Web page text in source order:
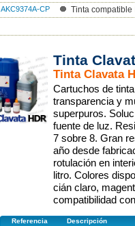
AKC9374A-CP Tinta compatible
Tinta
Tinta Clavata
Cartuchos de
transparencia y
superpuros.
fuente de luz.
7 sobre 8. Gran
año desde
rotulación en
litro. Colores
cián claro,
compatibilidad
Referencia Descripción